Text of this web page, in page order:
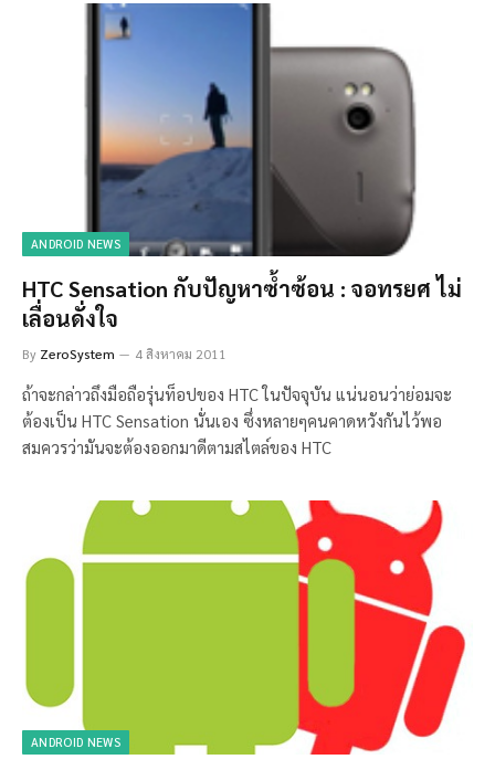
ANDROID NEWS
HTC Sensation กับปัญหาซ้ำซ้อน : จอทรยศ ไม่
เลื่อนดั่งใจ
By ZeroSystem 4 สิงหาคม 2011
ถ้าจะกล่าวถึงมือถือรุ่นท็อปของ HTC ในปัจจุบัน แน่นอนว่าย่อมจะ
ต้องเป็น HTC Sensation นั่นเอง ซึ่งหลายๆคนคาดหวังกันไว้พอ
สมควรว่ามันจะต้องออกมาดีตามสไตล์ของ HTC
ANDROID NEWS